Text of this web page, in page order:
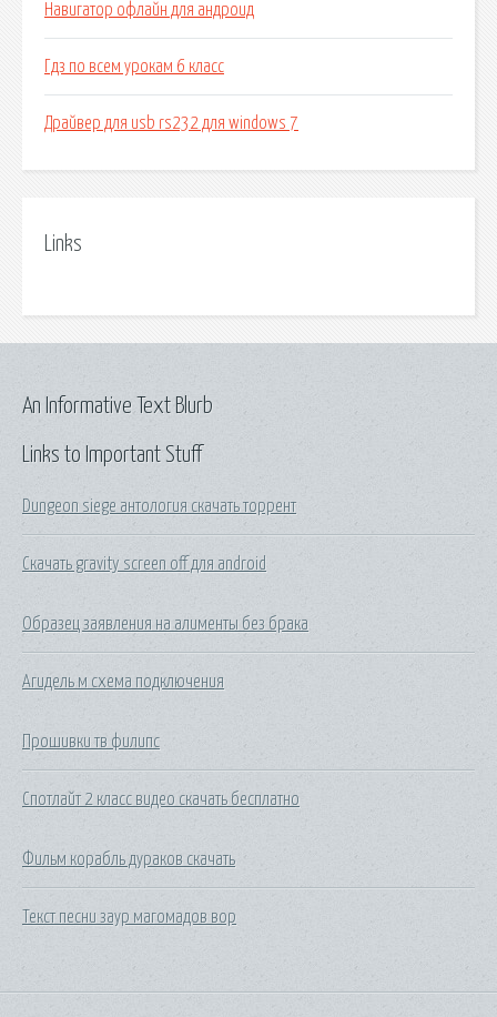
Навигатор офлайн для андроид
Гдз по всем урокам 6 класс
Драйвер для usb rs232 для windows 7
Links
Links to Important Stuff
Dungeon siege антология скачать торрент
Скачать gravity screen off для android
Образец заявления на алименты без брака
Агидель м схема подключения
Прошивки тв филипс
Спотлайт 2 класс видео скачать бесплатно
Фильм корабль дураков скачать
Текст песни заур магомадов вор
An Informative Text Blurb